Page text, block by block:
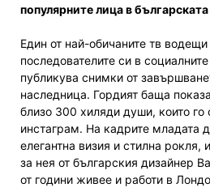
популярните лица в
Един от най-обичаните тв
последователите си в
публикува снимки от
наследница. Гордият баща
близо 300 хиляди души, които го
инстаграм. На кадрите младата
елегантна визия и стилна рокля,
за нея от българския дизайнер
от години живее и работи в